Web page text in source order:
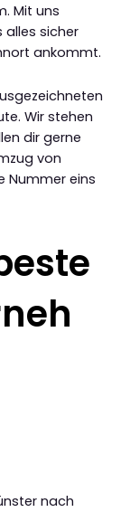
Mit uns
alles sicher
ankommt.
Wir stehen
dir gerne
von
Nummer eins
nach